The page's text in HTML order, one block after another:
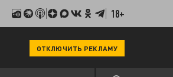
18+
ОТКЛЮЧИТЬ РЕКЛАМУ